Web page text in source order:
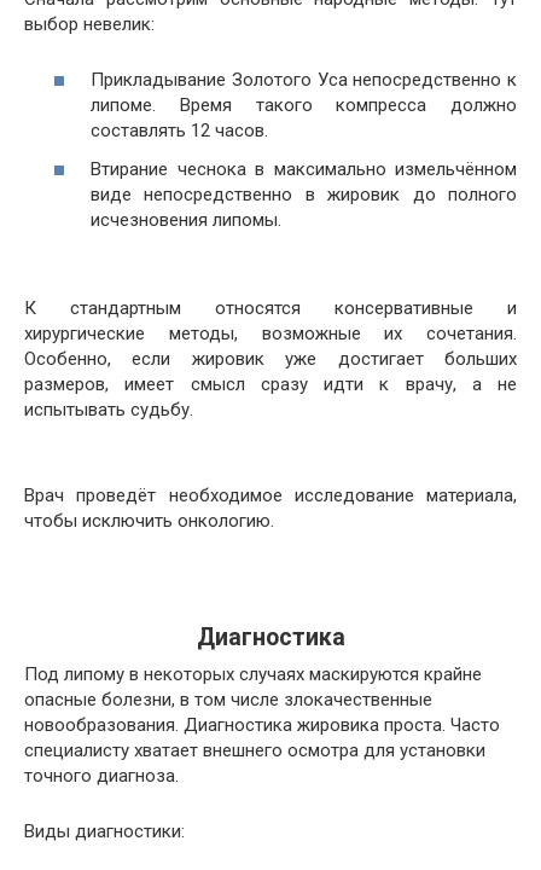
выбор невелик:
Прикладывание Золотого Уса непосредственно к
липоме. Время такого компресса должно
составлять 12 часов.
Втирание чеснока в максимально измельчённом
виде непосредственно в жировик до полного
исчезновения липомы.
К стандартным относятся консервативные и
хирургические методы, возможные их сочетания.
Особенно, если жировик уже достигает больших
размеров, имеет смысл сразу идти к врачу, а не
испытывать судьбу.
Врач проведёт необходимое исследование материала,
чтобы исключить онкологию.
Диагностика
Под липому в некоторых случаях маскируются крайне
опасные болезни, в том числе злокачественные
новообразования. Диагностика жировика проста. Часто
специалисту хватает внешнего осмотра для установки
точного диагноза.
Виды диагностики: